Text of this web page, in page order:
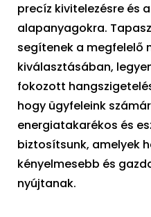
precíz kivitelezésre és
alapanyagokra.
segítenek a megfelelő
kiválasztásában,
fokozott
hogy ügyfeleink
energiatakarékos és
biztosítsunk, amelyek
kényelmesebb és
nyújtanak.